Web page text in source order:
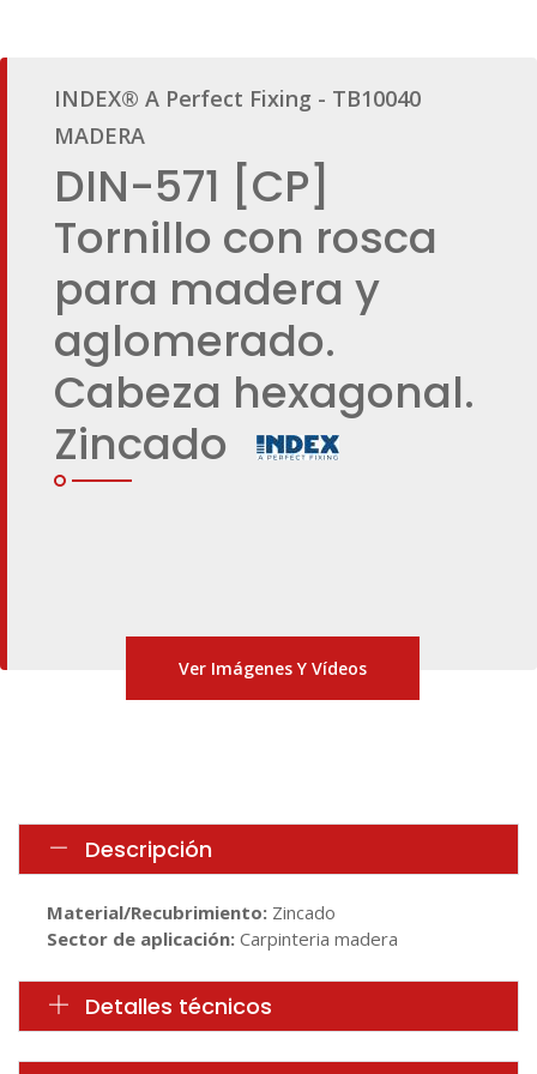
INDEX® A Perfect Fixing - TB10040
MADERA
DIN-571 [CP]
Tornillo con rosca
para madera y
aglomerado.
Cabeza hexagonal.
Zincado
Ver Imágenes Y Vídeos
Descripción
Material/Recubrimiento: Zincado
Sector de aplicación: Carpinteria madera
Detalles técnicos